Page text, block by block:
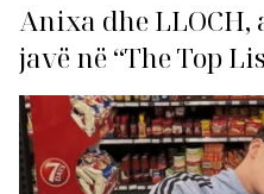
Anixa dhe
javë në “The Top